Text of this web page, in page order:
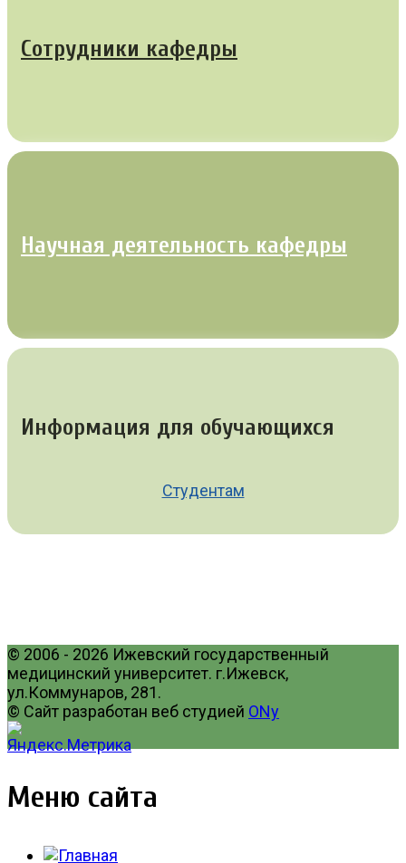
Сотрудники кафедры
Научная деятельность кафедры
Информация для обучающихся
Студентам
© 2006 - 2026 Ижевский государственный
медицинский университет. г.Ижевск,
ул.Коммунаров, 281.
© Сайт разработан веб студией ONy
Меню сайта